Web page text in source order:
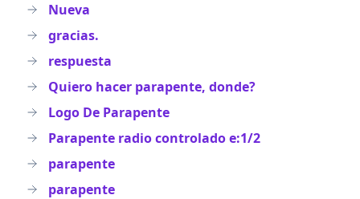
Nueva
gracias.
respuesta
Quiero hacer parapente, donde?
Logo De Parapente
Parapente radio controlado e:1/2
parapente
parapente